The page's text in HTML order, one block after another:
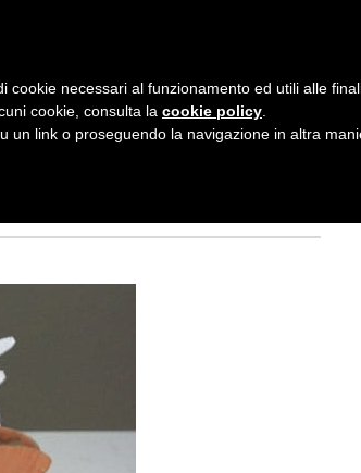
FAI DA TE
necessari al funzionamento ed utili alle
cookie, consulta la cookie policy
link o proseguendo la navigazione in altra